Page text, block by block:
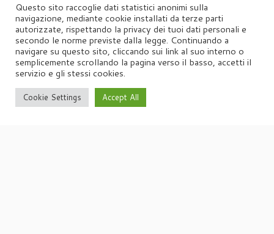
·© 2026Agorà·Powered by ·Designed con il
Questo sito raccoglie dati statistici anonimi sulla
navigazione, mediante cookie installati da terze parti
autorizzate, rispettando la privacy dei tuoi dati personali e
secondo le norme previste dalla legge. Continuando a
navigare su questo sito, cliccando sui link al suo interno o
semplicemente scrollando la pagina verso il basso, accetti il
servizio e gli stessi cookies.
Cookie Settings Accept All